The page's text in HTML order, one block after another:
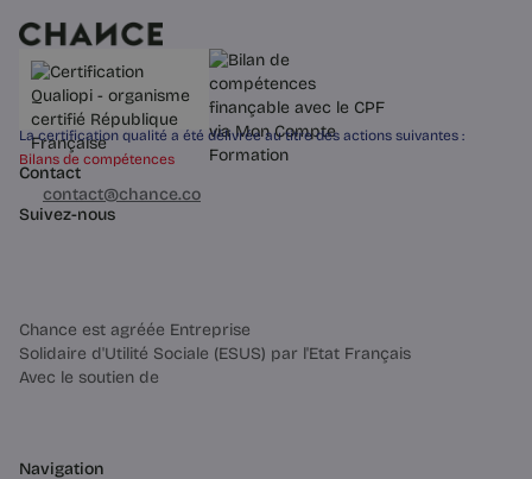
La certification qualité a été délivrée au titre des actions suivantes :
Bilans de compétences
Contact
03 60 84 01 14
contact@chance.co
Suivez-nous
Chance est agréée Entreprise
Solidaire d'Utilité Sociale (ESUS) par l'Etat Français
Avec le soutien de
Navigation